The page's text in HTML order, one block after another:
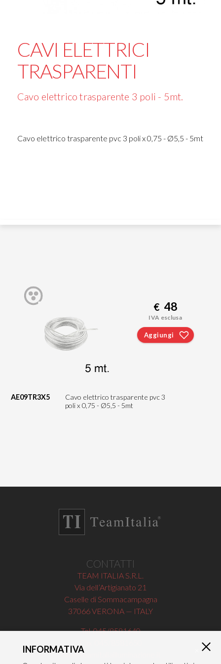
CAVI ELETTRICI
TRASPARENTI
Cavo elettrico trasparente 3 poli - 5mt.
Cavo elettrico trasparente pvc 3 poli x 0,75 - Ø5,5 - 5mt
AE09TR3X5
Cavo elettrico trasparente pvc 3
poli x 0,75 - Ø5,5 - 5mt
€ 48
IVA esclusa
Aggiungi
CONTATTI
TEAM ITALIA S.R.L.
Via dell’Artigianato 21
Caselle di Sommacampagna
37066 VERONA — ITALY
Tel 045/8581640
info@teamitaliailluminazione.it
INFORMATIVA